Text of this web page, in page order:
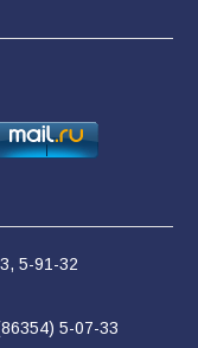
областных
почему
5-91-32
5-07-33